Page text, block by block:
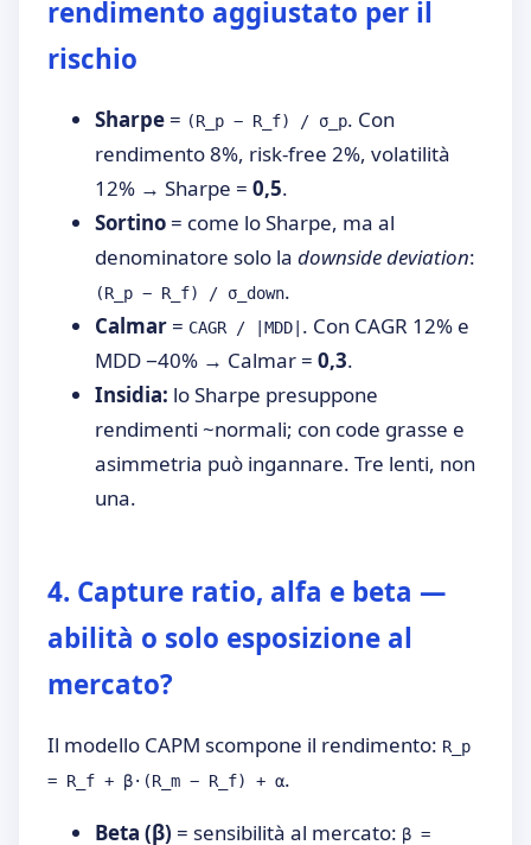
rendimento aggiustato per il
rischio
Sharpe = (R_p − R_f) / σ_p. Con
rendimento 8%, risk-free 2%, volatilità
12% → Sharpe = 0,5.
Sortino = come lo Sharpe, ma al
denominatore solo la downside deviation:
(R_p − R_f) / σ_down.
Calmar = CAGR / |MDD| . Con CAGR 12% e
MDD −40% → Calmar = 0,3.
Insidia: lo Sharpe presuppone
rendimenti ~normali; con code grasse e
asimmetria può ingannare. Tre lenti, non
una.
4. Capture ratio, alfa e beta —
abilità o solo esposizione al
mercato?
Il modello CAPM scompone il rendimento: R_p
= R_f + β·(R_m − R_f) + α.
Beta (β) = sensibilità al mercato: β =